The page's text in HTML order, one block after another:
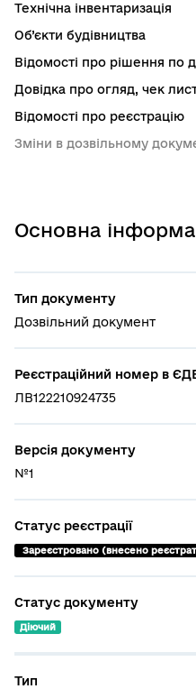
Основна
Тип документу
Дозвільний документ
Реєстраційний номер в
ЛВ122210924735
Версія документу
№1
Статус реєстрації
Зареєстровано (внесено
Статус документу
Діючий
Тип
Технічна інвентаризація
Об’єкти будівництва
Відомості про рішення по
Довідка про огляд, чек
Відомості про реєстрацію
Зміни в дозвільному